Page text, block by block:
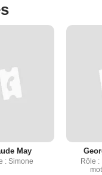
May
: Simone
Rôle :